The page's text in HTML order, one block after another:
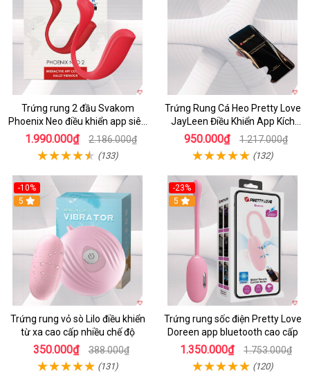
Trứng rung 2 đầu Svakom
Phoenix Neo điều khiển app siêu
phê
1.990.000₫ 2.186.000₫
(133)
Trứng Rung Cá Heo Pretty Love
JayLeen Điều Khiển App Kích
Thích
950.000₫ 1.217.000₫
(132)
-10%
5
Trứng rung vỏ sò Lilo điều khiển
từ xa cao cấp nhiều chế độ
350.000₫ 388.000₫
(131)
-23%
5
Trứng rung sốc điện Pretty Love
Doreen app bluetooth cao cấp
1.350.000₫ 1.753.000₫
(120)